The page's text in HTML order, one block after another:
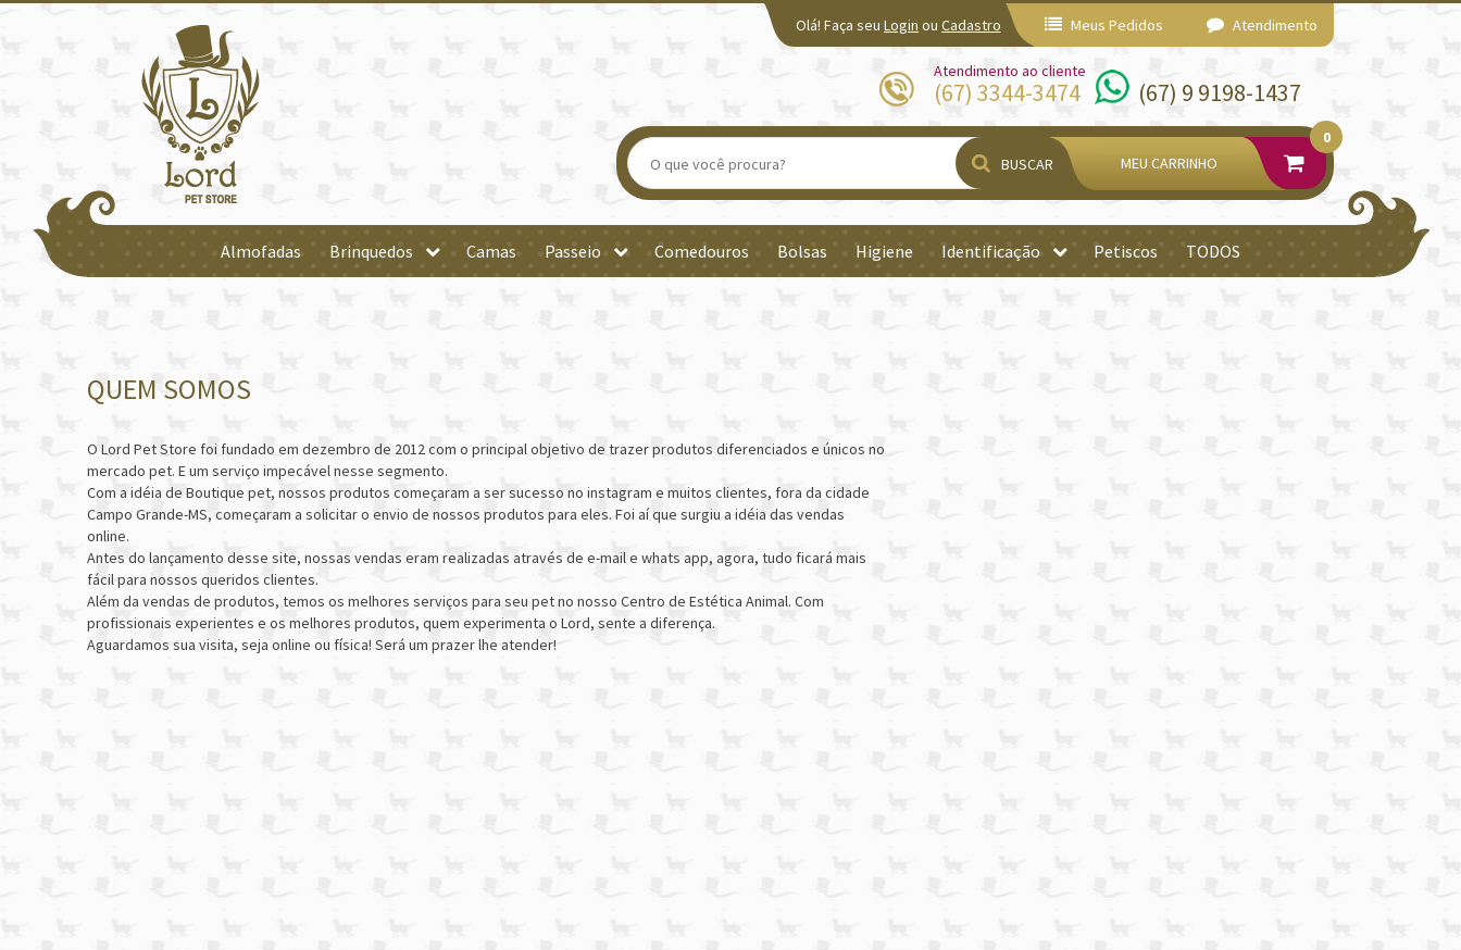
Olá! Faça seu Login ou Cadastro Meus Pedidos Atendimento
Atendimento ao cliente
(67) 3344-3474 (67) 9 9198-1437
BUSCAR MEU CARRINHO
0
Almofadas Brinquedos Camas Passeio Comedouros Bolsas Higiene Identificação Petiscos TODOS
QUEM SOMOS
O Lord Pet Store foi fundado em dezembro de 2012 com o principal objetivo de trazer produtos diferenciados e únicos no
mercado pet. E um serviço impecável nesse segmento.
Com a idéia de Boutique pet, nossos produtos começaram a ser sucesso no instagram e muitos clientes, fora da cidade
Campo Grande-MS, começaram a solicitar o envio de nossos produtos para eles. Foi aí que surgiu a idéia das vendas
online.
Antes do lançamento desse site, nossas vendas eram realizadas através de e-mail e whats app, agora, tudo ficará mais
fácil para nossos queridos clientes.
Além da vendas de produtos, temos os melhores serviços para seu pet no nosso Centro de Estética Animal. Com
profissionais experientes e os melhores produtos, quem experimenta o Lord, sente a diferença.
Aguardamos sua visita, seja online ou física! Será um prazer lhe atender!